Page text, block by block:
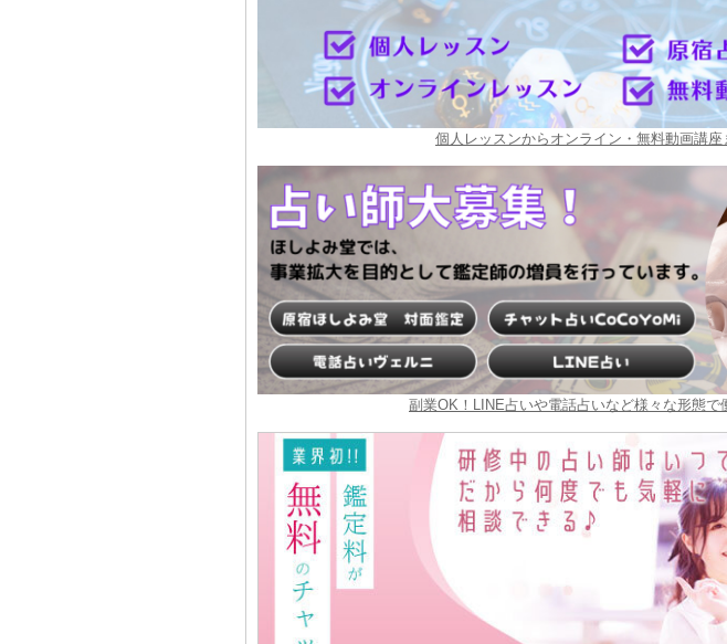
個人レッスンからオンライン・無料動画講座
副業OK！LINE占いや電話占いなど様々な形態で